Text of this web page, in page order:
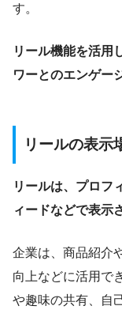
す。
リール機能を活用
ワーとのエンゲー
リールの表示
リールは、プロフ
ィードなどで表示
企業は、商品紹介
向上などに活用で
や趣味の共有、自